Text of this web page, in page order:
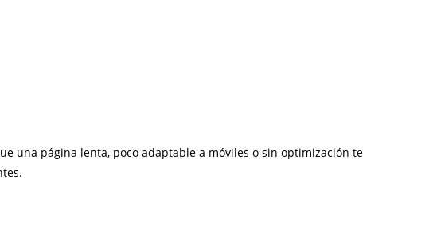
una página lenta, poco adaptable a móviles o sin optimización te